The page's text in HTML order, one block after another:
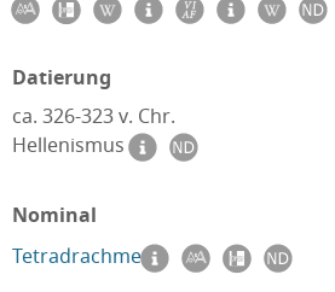
Datierung
ca. 326-323 v. Chr.
Hellenismus
Nominal
Tetradrachme